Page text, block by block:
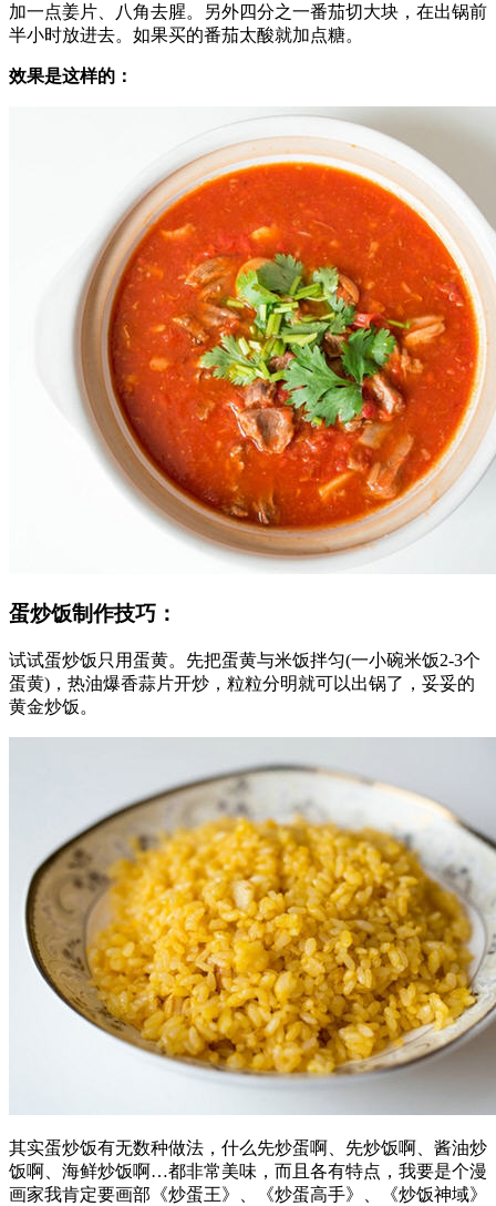
加一点姜片、八角去腥。另外四分之一番茄切大块，在出锅前
半小时放进去。如果买的番茄太酸就加点糖。
效果是这样的：
蛋炒饭制作技巧：
试试蛋炒饭只用蛋黄。先把蛋黄与米饭拌匀(一小碗米饭2-3个
蛋黄)，热油爆香蒜片开炒，粒粒分明就可以出锅了，妥妥的
黄金炒饭。
其实蛋炒饭有无数种做法，什么先炒蛋啊、先炒饭啊、酱油炒
饭啊、海鲜炒饭啊…都非常美味，而且各有特点，我要是个漫
画家我肯定要画部《炒蛋王》、《炒蛋高手》、《炒饭神域》